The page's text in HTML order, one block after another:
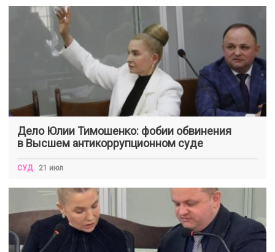
Дело Юлии Тимошенко: фобии обвинения
в Высшем антикоррупционном суде
СУД 21 июл